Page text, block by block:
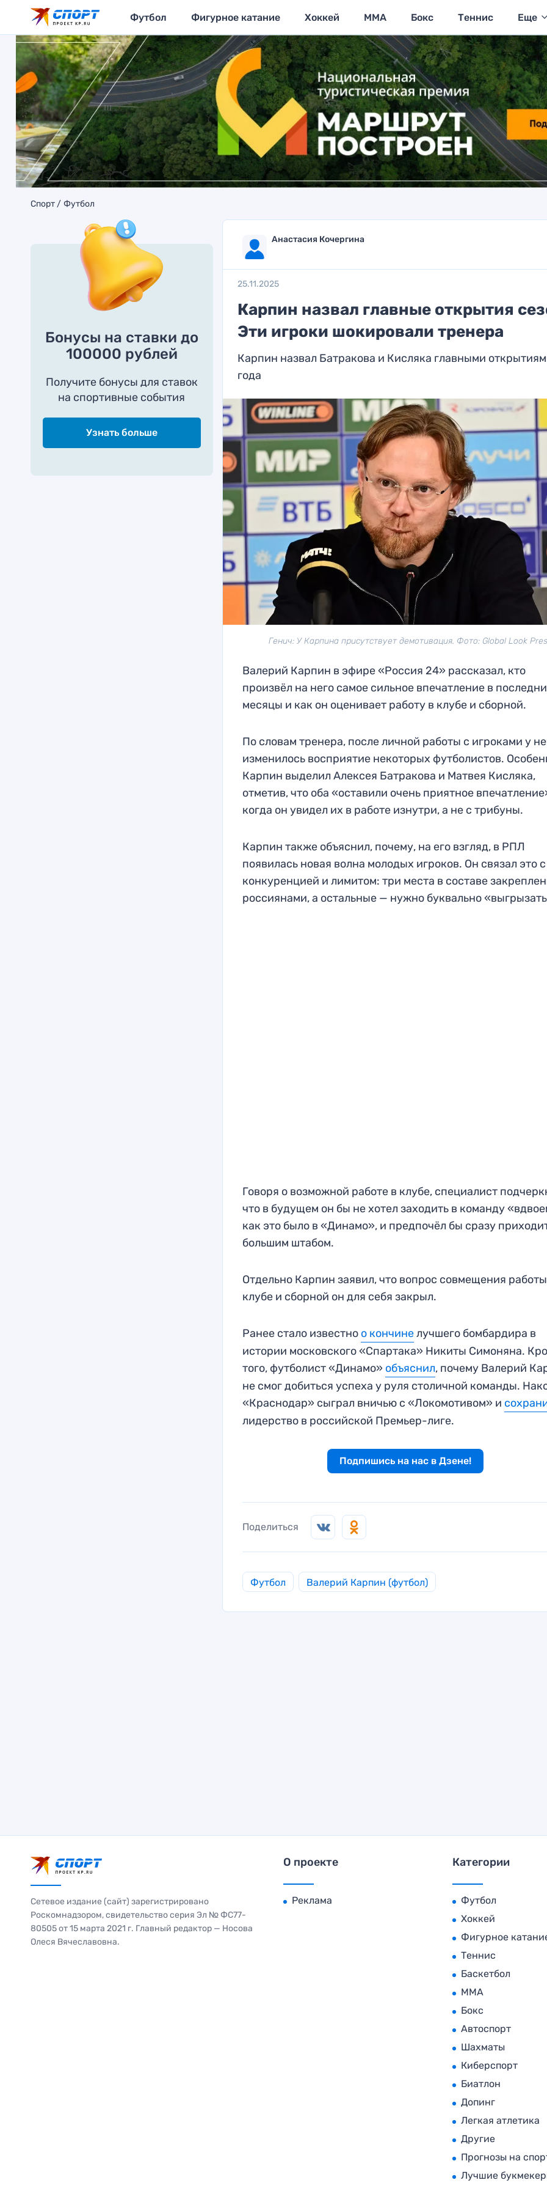
Футбол Фигурное катание Хоккей MMA Бокс Теннис Еще
Спорт Футбол
Бонусы на ставки до
100000 рублей
Получите бонусы для ставок
на спортивные события
Узнать больше
Анастасия Кочергина
25.11.2025
Карпин назвал главные открытия
Эти игроки шокировали тренера
Карпин назвал Батракова и Кисляка главными
года
Генич: У Карпина присутствует демотивация. Фото: Global Look
Валерий Карпин в эфире «Россия 24» рассказал, кто
произвёл на него самое сильное впечатление в
месяцы и как он оценивает работу в клубе и сборной.
По словам тренера, после личной работы с игроками у
изменилось восприятие некоторых футболистов.
Карпин выделил Алексея Батракова и Матвея Кисляка,
отметив, что оба «оставили очень приятное
когда он увидел их в работе изнутри, а не с трибуны.
Карпин также объяснил, почему, на его взгляд, в РПЛ
появилась новая волна молодых игроков. Он связал это с
конкуренцией и лимитом: три места в составе
россиянами, а остальные — нужно буквально
Говоря о возможной работе в клубе, специалист
что в будущем он бы не хотел заходить в команду
как это было в «Динамо», и предпочёл бы сразу
большим штабом.
Отдельно Карпин заявил, что вопрос совмещения
клубе и сборной он для себя закрыл.
Ранее стало известно о кончинелучшего бомбардира в
истории московского «Спартака» Никиты Симоняна.
того, футболист «Динамо» объяснил, почему Валерий
не смог добиться успеха у руля столичной команды.
«Краснодар» сыграл вничью с «Локомотивом» и
лидерство в российской Премьер-лиге.
Подпишись на нас в Дзене!
Поделиться
Футбол Валерий Карпин (футбол)
Сетевое издание (сайт) зарегистрировано
Роскомнадзором, свидетельство серия Эл № ФС77-
80505 от 15 марта 2021 г. Главный редактор — Носова
Олеся Вячеславовна.
О проекте
Реклама
Категории
Футбол
Хоккей
Фигурное
Теннис
Баскетбол
MMA
Бокс
Автоспорт
Шахматы
Киберспорт
Биатлон
Допинг
Легкая атлетика
Другие
Прогнозы на
Лучшие